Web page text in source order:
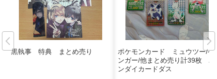
黒執事 特典 まとめ売り
ポケモンカード ミュウツー/ゲ
ンガー/他まとめ売り計39枚 バ
ンダイカードダス